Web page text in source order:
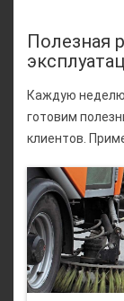
Полезная
Каждую неделю
готовим
клиентов.